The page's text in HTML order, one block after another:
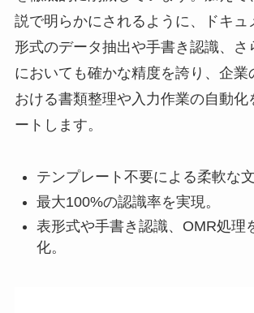
説で明らかにされるように、ドキュ
形式のデータ抽出や手書き認識、さ
においても確かな精度を誇り、企業
おける書類整理や入力作業の自動化
ートします。
テンプレート不要による柔軟な文
最大100%の認識率を実現。
表形式や手書き認識、OMR処理
化。